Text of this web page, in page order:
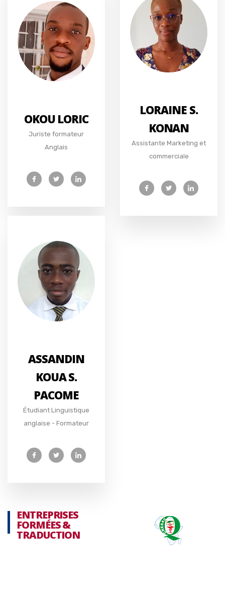
OKOU LORIC
Juriste formateur
Anglais
LORAINE S.
KONAN
Assistante Marketing et
commerciale
ASSANDIN
KOUA S.
PACOME
Étudiant Linguistique
anglaise - Formateur
ENTREPRISES
FORMÉES &
TRADUCTION